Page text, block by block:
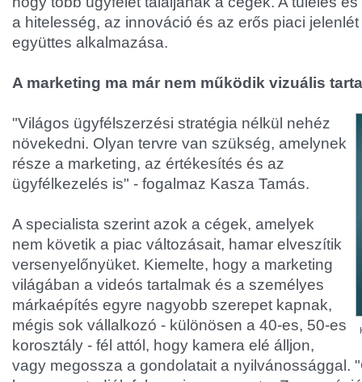
a hitelesség, az innováció és az erős piaci
együttes alkalmazása.
A marketing ma már nem működik vizuális
"Világos ügyfélszerzési stratégia nélkül nehéz
növekedni. Olyan tervre van szükség, amelynek
része a marketing, az értékesítés és az
ügyfélkezelés is" - fogalmaz Kasza Tamás.
A specialista szerint azok a cégek, amelyek
nem követik a piac változásait, hamar elveszítik
versenyelőnyüket. Kiemelte, hogy a marketing
világában a videós tartalmak és a személyes
márkaépítés egyre nagyobb szerepet kapnak,
mégis sok vállalkozó - különösen a 40-es, 50-es
korosztály - fél attól, hogy kamera elé álljon,
vagy megossza a gondolatait a nyilvánossággal.